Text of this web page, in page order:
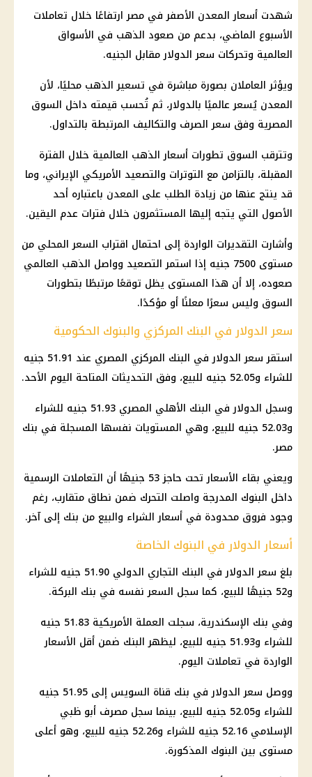
شهدت أسعار المعدن الأصفر في مصر ارتفاعًا خلال تعاملات
الأسبوع الماضي، بدعم من صعود الذهب في الأسواق
العالمية وتحركات سعر الدولار مقابل الجنيه.
ويؤثر العاملان بصورة مباشرة في تسعيرالذهب محليًا، لأن
المعدن يُسعر عالميًا بالدولار، ثم تُحسب قيمته داخل السوق
المصرية وفق سعر الصرف والتكاليف المرتبطة بالتداول.
وتترقب السوق تطورات أسعار الذهب العالمية خلال الفترة
المقبلة، بالتزامن مع التوترات والتصعيد الأمريكي الإيراني، وما
قد ينتج عنها من زيادة الطلب على المعدن باعتباره أحد
الأصول التي يتجه إليها المستثمرون خلال فترات عدم اليقين.
وأشارت التقديرات الواردة إلى احتمال اقتراب السعر المحلي من
مستوى 7500 جنيه إذا استمر التصعيد وواصل
الذهب العالمي
صعوده، إلا أن هذا المستوى يظل توقعًا مرتبطًا بتطورات
السوق وليس سعرًا معلنًا أو مؤكدًا.
سعر الدولار في البنك المركزي والبنوك الحكومية
استقرسعر الدولار في البنك المركزي
المصري عند 51.91 جنيه
للشراء و52.05 جنيه للبيع، وفق التحديثات المتاحة اليوم الأحد.
وسجل الدولار في البنك الأهلي المصري
51.93 جنيه للشراء
و52.03 جنيه للبيع، وهي المستويات نفسها المسجلة في
بنك
مصر.
ويعني بقاء الأسعار تحت حاجز 53 جنيهًا أن التعاملات الرسمية
داخل البنوك المدرجة واصلت التحرك ضمن نطاق متقارب، رغم
وجود فروق محدودة في أسعار الشراء والبيع من بنك إلى آخر.
أسعار الدولار في البنوك الخاصة
بلغ سعر الدولار في البنك التجاري الدولي 51.90 جنيه للشراء
و52 جنيهًا للبيع، كما سجل السعر نفسه في بنك البركة.
وفي بنك الإسكندرية، سجلت العملة الأمريكية 51.83 جنيه
للشراء و51.93 جنيه للبيع، ليظهر البنك ضمن أقل الأسعار
الواردة في تعاملات اليوم.
ووصل سعر الدولار في بنك قناة السويس إلى 51.95 جنيه
للشراء و52.05 جنيه للبيع، بينما سجل مصرف أبو ظبي
الإسلامي 52.16 جنيه للشراء و52.26 جنيه للبيع، وهو أعلى
مستوى بين البنوك المذكورة.